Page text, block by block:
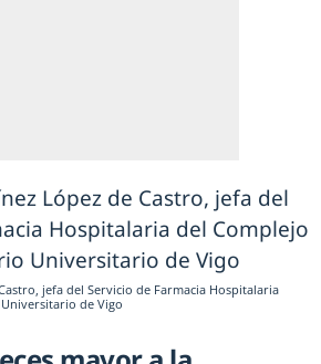
jefa del Servicio de Farmacia Hospitalaria
de Vigo